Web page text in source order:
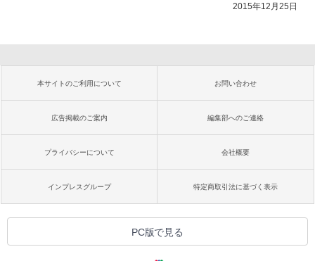
2015年12月25日
本サイトのご利用について お問い合わせ
広告掲載のご案内 編集部へのご連絡
プライバシーについて 会社概要
インプレスグループ 特定商取引法に基づく表示
PC版で見る